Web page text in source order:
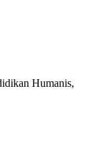
Humanis,